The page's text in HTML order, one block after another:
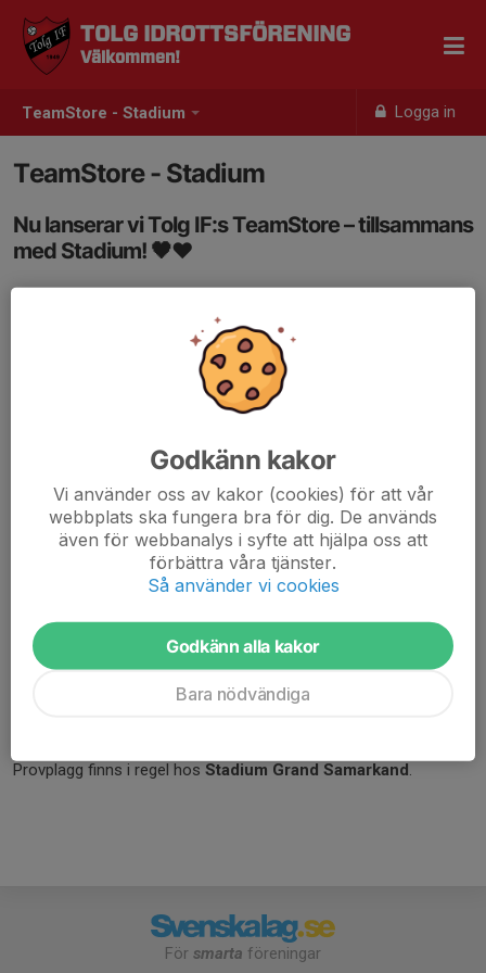
TeamStore - Stadium Logga in
TOLG IDROTTSFÖRENING
Välkommen!
TeamStore - Stadium
Nu lanserar vi Tolg IF:s TeamStore – tillsammans
med Stadium! 🖤❤️
Nu kan du som medlem iTolg IFenkelt beställa träningskläder
och föreningsprofil till riktigt bra medlemspriser.
För att ta del av föreningspriserna behöver du:
✔️ Vara medlem i Tolg IF
✔️ Vara medlem hos Stadium
Klicka här för att komma till vår TeamStore
stadium.se/foreningaroch sök efter
Provplagg finns i regel hos Stadium Grand Samarkand .
För smarta föreningar
Godkänn kakor
Vi använder oss av kakor (cookies) för att vår
webbplats ska fungera bra för dig. De används
även för webbanalys i syfte att hjälpa oss att
förbättra våra tjänster.
Så använder vi cookies
Godkänn alla kakor
Bara nödvändiga